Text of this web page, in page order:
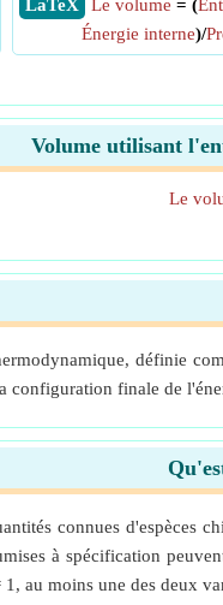
​ LaTeX
Le volume = (
Énergie interne)/
Volume utilisant
Le
définie
configuration finale de
connues d'espèces
à spécification
au moins une des deux